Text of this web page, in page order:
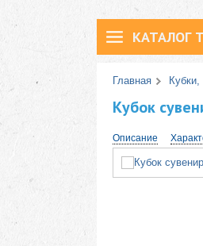
КАТАЛОГ
Главная
Кубок
Описание